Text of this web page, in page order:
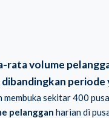
volume
periode
membuka sekitar 400
pelanggan harian di